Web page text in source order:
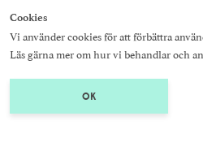
Cookies
Vi använder cookies för att förbättra
Läs gärna mer om hur vi behandlar och
OK